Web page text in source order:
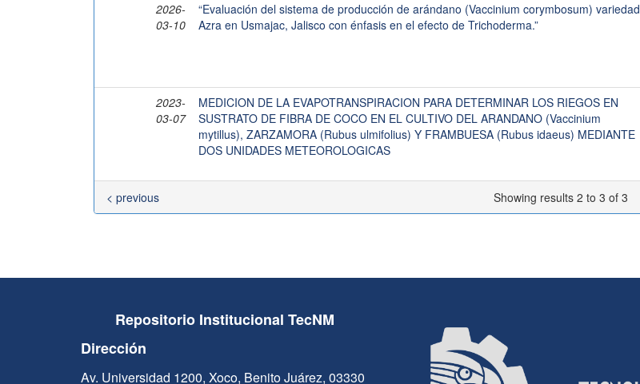
2026-
03-10
“Evaluación del sistema de producción de arándano (Vaccinium corymbosum) variedad
Azra en Usmajac, Jalisco con énfasis en el efecto de Trichoderma.”
2023-
03-07
MEDICION DE LA EVAPOTRANSPIRACION PARA DETERMINAR LOS RIEGOS EN
SUSTRATO DE FIBRA DE COCO EN EL CULTIVO DEL ARANDANO (Vaccinium
mytillus), ZARZAMORA (Rubus ulmifolius) Y FRAMBUESA (Rubus idaeus) MEDIANTE
DOS UNIDADES METEOROLOGICAS
Showing results 2 to 3 of 3
< previous
Repositorio Institucional TecNM
Dirección
Av. Universidad 1200, Xoco, Benito Juárez, 03330